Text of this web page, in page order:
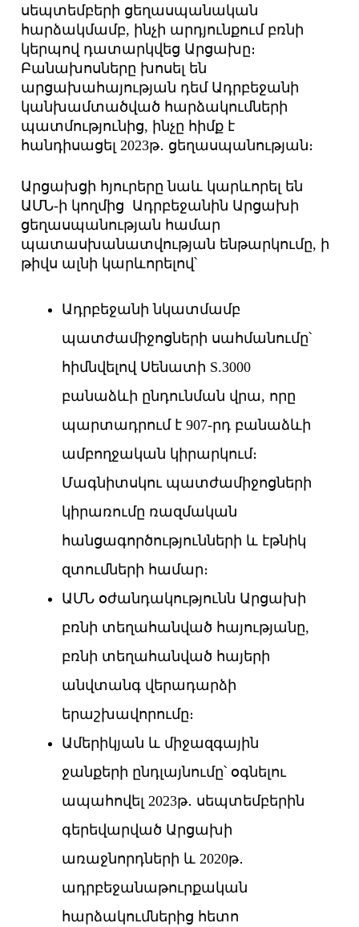
սեպտեմբերի ցեղասպանական
հարձակմամբ, ինչի արդյունքում բռնի
կերպով դատարկվեց Արցախը։
Բանախոսները խոսել են
արցախահայության դեմ Ադրբեջանի
կանխամտածված հարձակումների
պատմությունից, ինչը հիմք է
հանդիսացել 2023թ․ ցեղասպանության։
Արցախցի հյուրերը նաև կարևորել են
ԱՄՆ-ի կողմից Ադրբեջանին Արցախի
ցեղասպանության համար
պատասխանատվության ենթարկումը, ի
թիվս ալնի կարևորելով՝
Ադրբեջանի նկատմամբ
պատժամիջոցների սահմանումը՝
հիմնվելով Սենատի S.3000
բանաձևի ընդունման վրա, որը
պարտադրում է 907-րդ բանաձևի
ամբողջական կիրարկում։
Մագնիտսկու պատժամիջոցների
կիրառումը ռազմական
հանցագործությունների և էթնիկ
զտումների համար։
ԱՄՆ օժանդակությունն Արցախի
բռնի տեղահանված հայությանը,
բռնի տեղահանված հայերի
անվտանգ վերադարձի
երաշխավորումը։
Ամերիկյան և միջազգային
ջանքերի ընդլայնումը՝ օգնելու
ապահովել 2023թ․ սեպտեմբերին
գերեվարված Արցախի
առաջնորդների և 2020թ․
ադրբեջանաթուրքական
հարձակումներից հետո